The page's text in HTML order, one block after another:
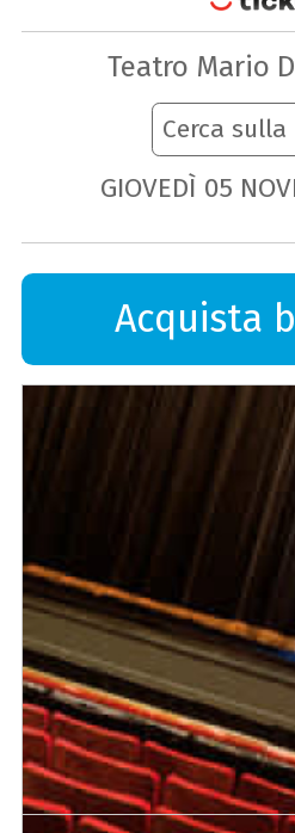
Teatro Mario
Cerca
GIOVEDÌ 05
Acquista